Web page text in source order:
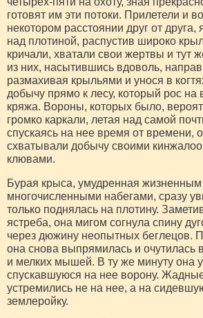
готовят им эти потоки. Прилетели и
некотором расстоянии друг от друга,
над плотиной, распустив широко
кричали, хватали свои жертвы и тут
из них, насытившись вдоволь,
размахивая крыльями и унося в
добычу прямо к лесу, который рос на
кряжа. Вороны, которых было,
громко каркали, летая над самой
спускаясь на нее время от времени,
схватывали добычу своими
клювами.
Бурая крыса, умудренная
многочисленными набегами, сразу
только поднялась на плотину.
ястреба, она мигом согнула спину
через дюжину неопытных беглецов.
она снова выпрямилась и очутилась
и мелких мышей. В ту же минуту она
спускавшуюся на нее ворону.
устремились не на нее, а на
землеройку.